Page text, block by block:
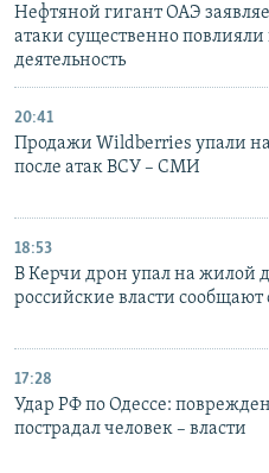
Нефтяной гигант ОАЭ
атаки существенно повлияли
деятельность
20:41
Продажи Wildberries упали
после атак ВСУ – СМИ
18:53
В Керчи дрон упал на жилой
российские власти сообщают
17:28
Удар РФ по Одессе:
пострадал человек – власти